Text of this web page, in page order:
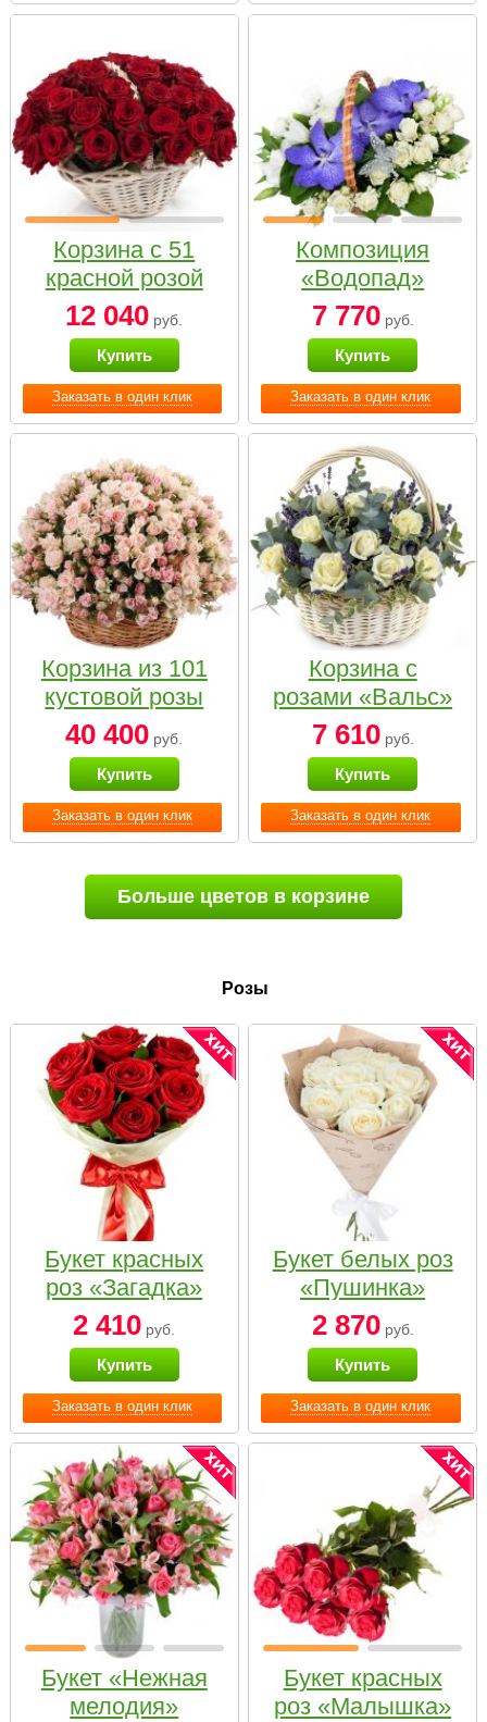
Заказать в один клик
Корзина с 51
красной розой
12 040 руб.
Купить
Заказать в один клик
Композиция
«Водопад»
7 770руб.
Купить
Заказать в один клик
Корзина из 101
кустовой розы
нежных тонов
40 400 руб.
Купить
Заказать в один клик
Корзина с
розами «Вальс»
7 610руб.
Купить
Больше цветов в корзине
Розы
Заказать в один клик
Букет красных
роз «Загадка»
2 410 руб.
Купить
Заказать в один клик
Букет белых роз
«Пушинка»
2 870руб.
Купить
Букет «Нежная
мелодия»
Букет красных
роз «Малышка»